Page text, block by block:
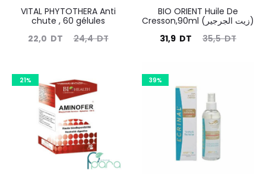
VITAL PHYTOTHERA Anti
chute , 60 gélules
24,4DT
Le
initial
était :
24,4
DT.
22,0 DT
actuel
BIO ORIENT Huile De
Cresson,90ml (زيت الجرجير)
35,5DT
Le
initial
était :
35,5
DT.
31,9 DT
actuel
21% 39%